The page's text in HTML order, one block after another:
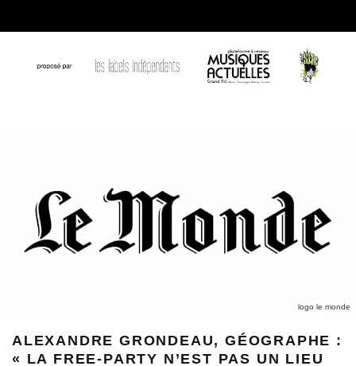
logo le monde
ALEXANDRE GRONDEAU, GÉOGRAPHE :
« LA FREE-PARTY N’EST PAS UN LIEU